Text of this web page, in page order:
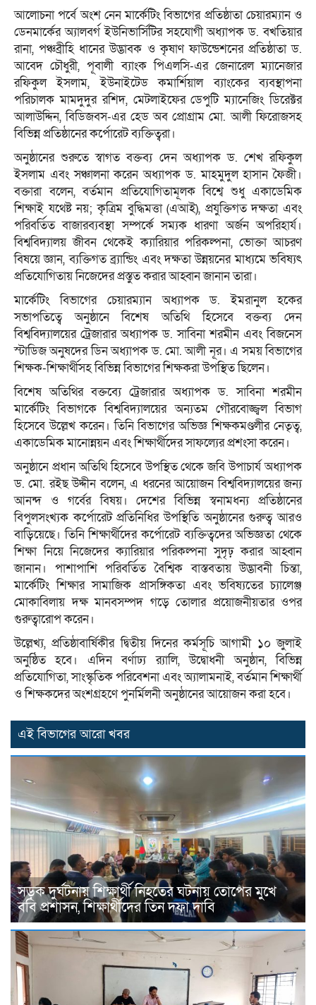
আলোচনা পর্বে অংশ নেন মার্কেটিং বিভাগের প্রতিষ্ঠাতা চেয়ারম্যান ও
ডেনমার্কের অ্যালবর্গ ইউনিভার্সিটির সহযোগী অধ্যাপক ড. বখতিয়ার
রানা, পঞ্চব্রীহি ধানের উদ্ভাবক ও কৃষাণ ফাউন্ডেশনের প্রতিষ্ঠাতা ড.
আবেদ চৌধুরী, পূবালী ব্যাংক পিএলসি-এর জেনারেল ম্যানেজার
রফিকুল ইসলাম, ইউনাইটেড কমার্শিয়াল ব্যাংকের ব্যবস্থাপনা
পরিচালক মামদুদুর রশিদ, মেটলাইফের ডেপুটি ম্যানেজিং ডিরেক্টর
আলাউদ্দিন, বিডিজবস-এর হেড অব প্রোগ্রাম মো. আলী ফিরোজসহ
বিভিন্ন প্রতিষ্ঠানের কর্পোরেট ব্যক্তিত্বরা।
অনুষ্ঠানের শুরুতে স্বাগত বক্তব্য দেন অধ্যাপক ড. শেখ রফিকুল
ইসলাম এবং সঞ্চালনা করেন অধ্যাপক ড. মাহমুদুল হাসান ফৈজী।
বক্তারা বলেন, বর্তমান প্রতিযোগিতামূলক বিশ্বে শুধু একাডেমিক
শিক্ষাই যথেষ্ট নয়; কৃত্রিম বুদ্ধিমত্তা (এআই), প্রযুক্তিগত দক্ষতা এবং
পরিবর্তিত বাজারব্যবস্থা সম্পর্কে সম্যক ধারণা অর্জন অপরিহার্য।
বিশ্ববিদ্যালয় জীবন থেকেই ক্যারিয়ার পরিকল্পনা, ভোক্তা আচরণ
বিষয়ে জ্ঞান, ব্যক্তিগত ব্র্যান্ডিং এবং দক্ষতা উন্নয়নের মাধ্যমে ভবিষ্যৎ
প্রতিযোগিতায় নিজেদের প্রস্তুত করার আহ্বান জানান তারা।
মার্কেটিং বিভাগের চেয়ারম্যান অধ্যাপক ড. ইমরানুল হকের
সভাপতিত্বে অনুষ্ঠানে বিশেষ অতিথি হিসেবে বক্তব্য দেন
বিশ্ববিদ্যালয়ের ট্রেজারার অধ্যাপক ড. সাবিনা শরমীন এবং বিজনেস
স্টাডিজ অনুষদের ডিন অধ্যাপক ড. মো. আলী নূর। এ সময় বিভাগের
শিক্ষক-শিক্ষার্থীসহ বিভিন্ন বিভাগের শিক্ষকরা উপস্থিত ছিলেন।
বিশেষ অতিথির বক্তব্যে ট্রেজারার অধ্যাপক ড. সাবিনা শরমীন
মার্কেটিং বিভাগকে বিশ্ববিদ্যালয়ের অন্যতম গৌরবোজ্জ্বল বিভাগ
হিসেবে উল্লেখ করেন। তিনি বিভাগের অভিজ্ঞ শিক্ষকমণ্ডলীর নেতৃত্ব,
একাডেমিক মানোন্নয়ন এবং শিক্ষার্থীদের সাফল্যের প্রশংসা করেন।
অনুষ্ঠানে প্রধান অতিথি হিসেবে উপস্থিত থেকে জবি উপাচার্য অধ্যাপক
ড. মো. রইছ উদ্দীন বলেন, এ ধরনের আয়োজন বিশ্ববিদ্যালয়ের জন্য
আনন্দ ও গর্বের বিষয়। দেশের বিভিন্ন স্বনামধন্য প্রতিষ্ঠানের
বিপুলসংখ্যক কর্পোরেট প্রতিনিধির উপস্থিতি অনুষ্ঠানের গুরুত্ব আরও
বাড়িয়েছে। তিনি শিক্ষার্থীদের কর্পোরেট ব্যক্তিত্বদের অভিজ্ঞতা থেকে
শিক্ষা নিয়ে নিজেদের ক্যারিয়ার পরিকল্পনা সুদৃঢ় করার আহ্বান
জানান। পাশাপাশি পরিবর্তিত বৈশ্বিক বাস্তবতায় উদ্ভাবনী চিন্তা,
মার্কেটিং শিক্ষার সামাজিক প্রাসঙ্গিকতা এবং ভবিষ্যতের চ্যালেঞ্জ
মোকাবিলায় দক্ষ মানবসম্পদ গড়ে তোলার প্রয়োজনীয়তার ওপর
গুরুত্বারোপ করেন।
উল্লেখ্য, প্রতিষ্ঠাবার্ষিকীর দ্বিতীয় দিনের কর্মসূচি আগামী ১০ জুলাই
অনুষ্ঠিত হবে। এদিন বর্ণাঢ্য র‌্যালি, উদ্বোধনী অনুষ্ঠান, বিভিন্ন
প্রতিযোগিতা, সাংস্কৃতিক পরিবেশনা এবং অ্যালামনাই, বর্তমান শিক্ষার্থী
ও শিক্ষকদের অংশগ্রহণে পুনর্মিলনী অনুষ্ঠানের আয়োজন করা হবে।
এই বিভাগের আরো খবর
‎সড়ক দুর্ঘটনায় শিক্ষার্থী নিহতের ঘটনায় তোপের মুখে
ববি প্রশাসন, শিক্ষার্থীদের তিন দফা দাবি